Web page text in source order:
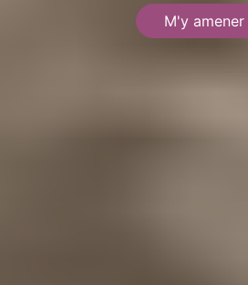
M'y amener